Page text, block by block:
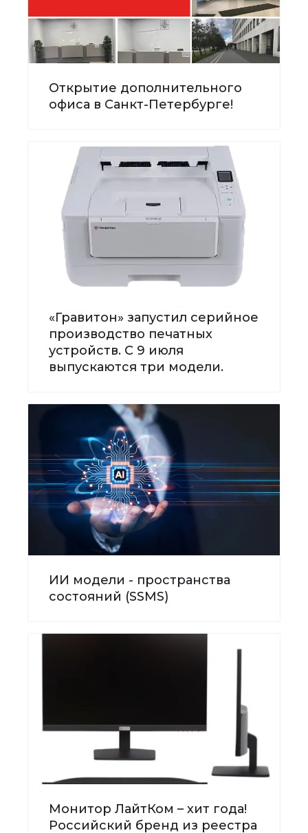
Открытие дополнительного
офиса в Санкт-Петербурге!
«Гравитон» запустил серийное
производство печатных
устройств. С 9 июля
выпускаются три модели.
ИИ модели - пространства
состояний (SSMS)
Монитор ЛайтКом – хит года!
Российский бренд из реестра